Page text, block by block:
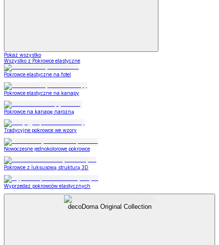
Pokaż wszystko
Wszystko z Pokrowce elastyczne
Pokrowce elastyczne na fotel
Pokrowce elastyczne na kanapy
Pokrowce na kanapę narożną
Tradycyjne pokrowce we wzory
Nowoczesne jednokolorowe pokrowce
Pokrowce z luksusową strukturą 3D
Wyprzedaż pokrowców elastycznych
decoDoma Original Collection